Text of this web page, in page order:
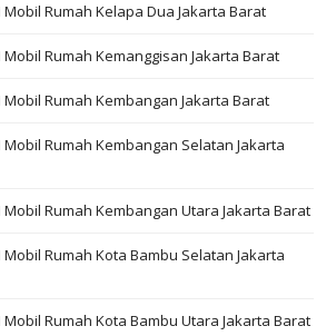
Mobil Rumah Kelapa Dua Jakarta Barat
Mobil Rumah Kemanggisan Jakarta Barat
Mobil Rumah Kembangan Jakarta Barat
Mobil Rumah Kembangan Selatan Jakarta
Mobil Rumah Kembangan Utara Jakarta Barat
Mobil Rumah Kota Bambu Selatan Jakarta
Mobil Rumah Kota Bambu Utara Jakarta Barat